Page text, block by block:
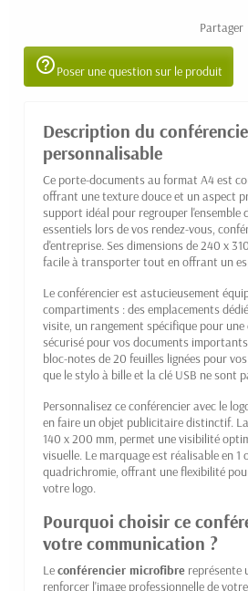
Partager
help_outlinePoser une question sur le produit
Description du
personnalisable
Ce porte-documents au format A4 est
offrant une texture douce et un aspect
support idéal pour regrouper l'ensemble
essentiels lors de vos rendez-vous,
d'entreprise. Ses dimensions de 240 x
facile à transporter tout en offrant un
Le conférencier est astucieusement
compartiments : des emplacements
visite, un rangement spécifique pour une
sécurisé pour vos documents
bloc-notes de 20 feuilles lignées pour
que le stylo à bille et la clé USB ne sont
Personnalisez ce conférencier avec le
en faire un objet publicitaire distinctif.
140 x 200 mm, permet une visibilité
visuelle. Le marquage est réalisable en 1
quadrichromie, offrant une flexibilité
votre logo.
Pourquoi choisir ce
votre communication ?
Leconférencier microfibre représente
renforcer l'image professionnelle de